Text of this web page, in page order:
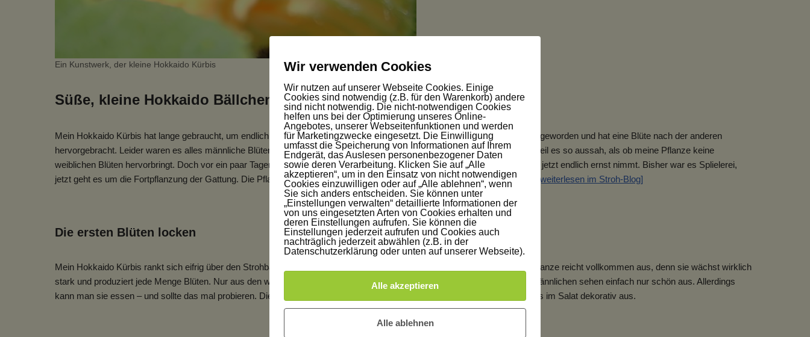
Ein Kunstwerk, der kleine Hokkaido Kürbis
Süße, kleine Hokkaido Bällchen
Mein Hokkaido Kürbis hat lange gebraucht, um endlich kleine Früchte auszutreiben. Die Pflanze selber ist länger und länger geworden und hat eine Blüte nach der anderen
hervorgebracht. Leider waren es alles männliche Blüten ohne einen kleinen Kürbisansatz. Ich war schon ganz verzweifelt, weil es so aussah, als ob meine Pflanze keine
weiblichen Blüten hervorbringt. Doch vor ein paar Tagen hat sich die Situation verändert. Es ist, als ob die Pflanze ihr Dasein jetzt endlich ernst nimmt. Bisher war es Splielerei,
jetzt geht es um die Fortpflanzung der Gattung. Die Pflanze weiß ja nicht, dass ich mich auf ein Hokkaido-Süppchen freue.
[weiterlesen im Stroh-Blog]
Die ersten Blüten locken
Mein Hokkaido Kürbis rankt sich eifrig über den Strohballen und verdrängt die anderen Pflanzen. Ich finde, eine Hokkaido Pflanze reicht vollkommen aus, denn sie wächst wirklich
stark und produziert jede Menge Blüten. Nur aus den weiblichen Hokkaido Blüten entstehen später auch die Kürbisse, die männlichen sehen einfach nur schön aus. Allerdings
kann man sie essen – und sollte das mal probieren. Die Blüten können gefüllt werden oder fritiert werden und sehen ebenfalls im Salat dekorativ aus.
Wir verwenden Cookies
Wir nutzen auf unserer Webseite Cookies. Einige
Cookies sind notwendig (z.B. für den Warenkorb) andere
sind nicht notwendig. Die nicht-notwendigen Cookies
helfen uns bei der Optimierung unseres Online-
Angebotes, unserer Webseitenfunktionen und werden
für Marketingzwecke eingesetzt. Die Einwilligung
umfasst die Speicherung von Informationen auf Ihrem
Endgerät, das Auslesen personenbezogener Daten
sowie deren Verarbeitung. Klicken Sie auf „Alle
akzeptieren“, um in den Einsatz von nicht notwendigen
Cookies einzuwilligen oder auf „Alle ablehnen“, wenn
Sie sich anders entscheiden. Sie können unter
„Einstellungen verwalten“ detaillierte Informationen der
von uns eingesetzten Arten von Cookies erhalten und
deren Einstellungen aufrufen. Sie können die
Einstellungen jederzeit aufrufen und Cookies auch
nachträglich jederzeit abwählen (z.B. in der
Datenschutzerklärung oder unten auf unserer Webseite).
Alle akzeptieren
Alle ablehnen